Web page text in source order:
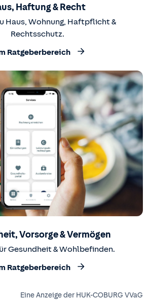
Haftung & Recht
Haus, Wohnung, Haftpflicht &
Rechtsschutz.
Ratgeberbereich
Vorsorge & Vermögen
Gesundheit & Wohlbefinden.
Ratgeberbereich
Eine Anzeige der HUK-COBURG VVaG